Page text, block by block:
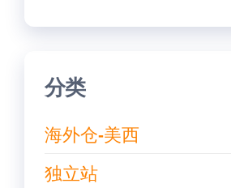
分类
海外仓-美西
独立站